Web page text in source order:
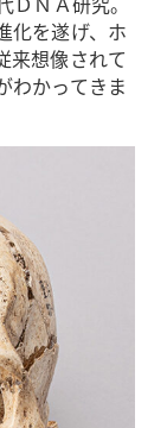
化を遂げ、ホ
来想像されて
わかってきま